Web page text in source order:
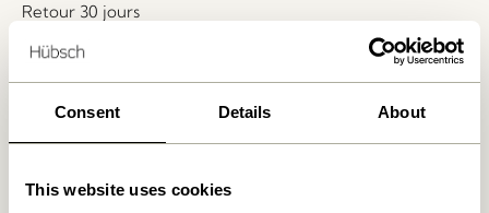
Consent Details About
This website uses cookies
Retour 30 jours
Livraison gratuite à partir de
Produits similaires